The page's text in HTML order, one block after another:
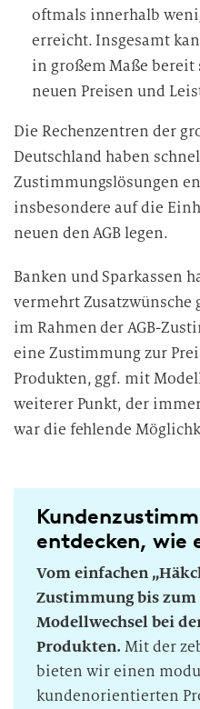
oftmals innerhalb
erreicht. Insgesamt
in großem Maße
neuen Preisen und
Die Rechenzentren der
Deutschland haben
Zustimmungslösungen
insbesondere auf die
neuen den AGB legen.
Banken und Sparkassen
vermehrt Zusatzwünsche
im Rahmen der AGB-
eine Zustimmung zur
Produkten, ggf. mit
weiterer Punkt, der
war die fehlende
entdecken, wie
Vom einfachen
Zustimmung bis
Modellwechsel bei
Produkten. Mit der
bieten wir einen
kundenorientierten